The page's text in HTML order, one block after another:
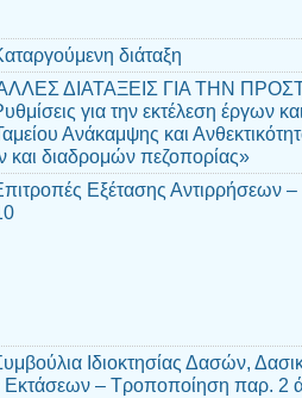
διάταξη
ΔΙΑΤΑΞΕΙΣ ΓΙΑ ΤΗΝ
για την εκτέλεση έργων
Ανάκαμψης και
και διαδρομών πεζοπορίας»
Εξέτασης Αντιρρήσεων
Ιδιοκτησίας Δασών,
– Τροποποίηση παρ. 2